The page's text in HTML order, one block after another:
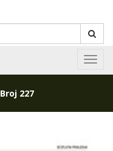
Broj 227